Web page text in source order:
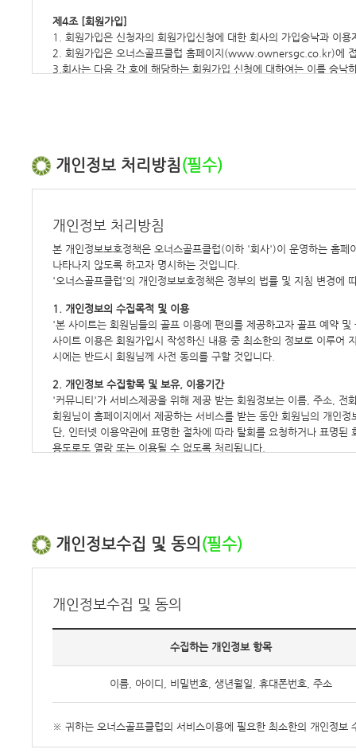
제4조 [회원가입]
1. 회원가입은 신청자의 회원가입신청에 대한 회사의 가입승낙과 이
2. 회원가입은 오너스골프클럽 홈페이지(www.ownersgc.co.kr)에
3.회사는 다음 각 호에 해당하는 회원가입 신청에 대하여는 이를 승낙
제5조 [회사의 의무]
1.회사는 특별한 사정이 없는 한 회원이 신청한 서비스 제공 개시일에
2.회사는 이 약관에서 정한 바에 따라 계속적, 안정적으로 서비스를 제
3.회사는 회원의 개인신상정보를 본인의 승낙 없이 타인에게 누설, 배
4.회사는 회원으로부터 제기되는 의견이나 불만이 정당하다고 인정할
(단 즉각적인 조치가 불가한 경우에는 회원에게 그 사유와 처리 일정
1.아이디 및 비밀번호에 관한 모든 관리 책임은 회원에게 있다.
2.회원은 본인의 아이디가 부정하게 사용된 사실을 알았을 경우 반드
3.회원은 항상 상호신뢰를 바탕으로 회사 및 회원의 이익을 도모해야
4.회원은 예약권을 상업적으로 이용하면 아니된다.
5.회원은 이 약관 및 관계법령에서 규정한 사항을 준수하여야 한다.
제7조 [회원정보의 변경]
1.회원은 최초의 개인신상정보 내용과 변동사항이 있을 경우 반드시
2.제①항의 규정에 의하여 개인신상정보를 변경하기 위해서는 온라인
2.회사는 회원이 다음 사항에 해당하는 행위를 하였을 경우 사전 통
회사는 서비스의 운용과 관련하여 서비스화면, 홈페이지, 전자우편등
제11조 [소송]
서비스 이용으로 발생한 분쟁에 대하여 소송이 제기될 경우 당 클럽
개인정보 처리방침(필수)
개인정보 처리방침
본 개인정보보호정책은 오너스골프클럽(이하 '회사')이 운영하는 홈
나타나지 않도록 하고자 명시하는 것입니다.
'오너스골프클럽'의 개인정보보호정책은 정부의 법률 및 지침 변경
1. 개인정보의 수집목적 및 이용
'본 사이트는 회원님들의 골프 이용에 편의를 제공하고자 골프 예약
사이트 이용은 회원가입시 작성하신 내용 중 최소한의 정보로 이루어
시에는 반드시 회원님께 사전 동의를 구할 것입니다.
2. 개인정보 수집항목 및 보유, 이용기간
'커뮤니티'가 서비스제공을 위해 제공 받는 회원정보는 이름, 주소, 전
회원님이 홈페이지에서 제공하는 서비스를 받는 동안 회원님의 개인
단, 인터넷 이용약관에 표명한 절차에 따라 탈회를 요청하거나 표명
용도로도 열람 또는 이용될 수 없도록 처리됩니다.
홈페이지가 회원님의 개인정보를 공유하는 경우는 통계작성, 학술연
4. 개인 정보 열람, 정정 및 삭제 처리
개인 정보 열람 및 정정은 홈페이지의 개인정보수정 메뉴를 선택한
개인 정보 관련하여 불만이나 의견이 있으신 분은 홈페이지 개인 정
회원님이 사용하고 계시는 ID와 비밀번호는 원칙적으로 회원님만이 사
홈페이지의 고의 또는 과실이 없는 경우에 회원님의 ID와 비밀번호
어떠한 경우에도 비밀번호는 타인에게 알려 주지 마시고 로그온(log-
개인정보수집 및 동의 (필수)
개인정보수집 및 동의
수집하는 개인정보 항목
이름, 아이디, 비밀번호, 생년월일, 휴대폰번호, 주소
※ 귀하는 오너스골프클럽의 서비스이용에 필요한 최소한의 개인정